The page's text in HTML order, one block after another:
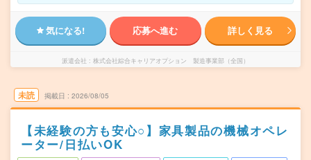
気になる! 応募へ進む 詳しく見る
派遣会社 株式会社綜合キャリアオプション 製造事業部（全国）
未読 掲載日 2026/08/05
【未経験の方も安心○】家具製品の機械オペレ
ーター/日払いOK